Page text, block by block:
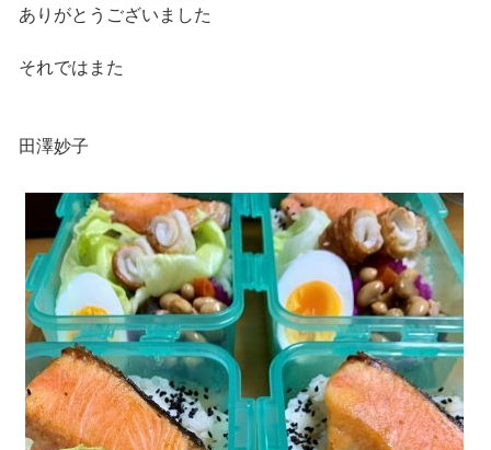
ありがとうございました
それではまた
田澤妙子